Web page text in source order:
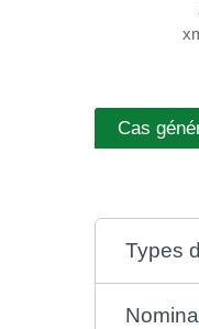
Cas
Types